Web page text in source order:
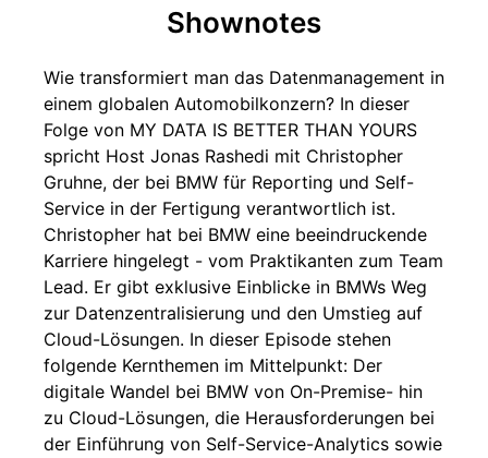
Shownotes
Wie transformiert man das Datenmanagement in
einem globalen Automobilkonzern? In dieser
Folge von MY DATA IS BETTER THAN YOURS
spricht Host Jonas Rashedi mit Christopher
Gruhne, der bei BMW für Reporting und Self-
Service in der Fertigung verantwortlich ist.
Christopher hat bei BMW eine beeindruckende
Karriere hingelegt - vom Praktikanten zum Team
Lead. Er gibt exklusive Einblicke in BMWs Weg
zur Datenzentralisierung und den Umstieg auf
Cloud-Lösungen. In dieser Episode stehen
folgende Kernthemen im Mittelpunkt: Der
digitale Wandel bei BMW von On-Premise- hin
zu Cloud-Lösungen, die Herausforderungen bei
der Einführung von Self-Service-Analytics sowie